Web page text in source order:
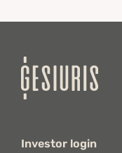
Investor login